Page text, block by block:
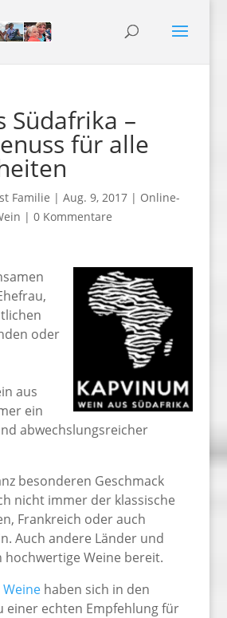
Südafrika –
für alle
Familie | Aug. 9, 2017| Online-
| 0 Kommentare
oder
aus
ein
abwechslungsreicher
besonderen Geschmack
nicht immer der klassische
Frankreich oder auch
Auch andere Länder und
hochwertige Weine bereit.
haben sich in den
einer echten Empfehlung für